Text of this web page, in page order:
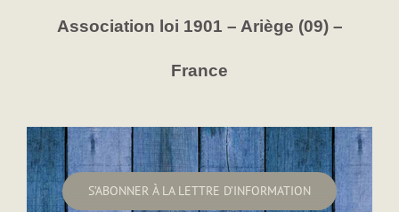
Association loi 1901 – Ariège (09) –
France
S’ABONNER À LA LETTRE D’INFORMATION